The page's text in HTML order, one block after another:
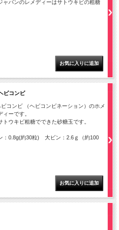
ャパンのレメディーはサトウキビの粗糖
ビコンビ
コンビ （ヘビコンビネーション）のホメ
ィーです。
トウキビ粗糖でできた砂糖玉です。
0.8g(約30粒) 大ビン：2.6ｇ（約100